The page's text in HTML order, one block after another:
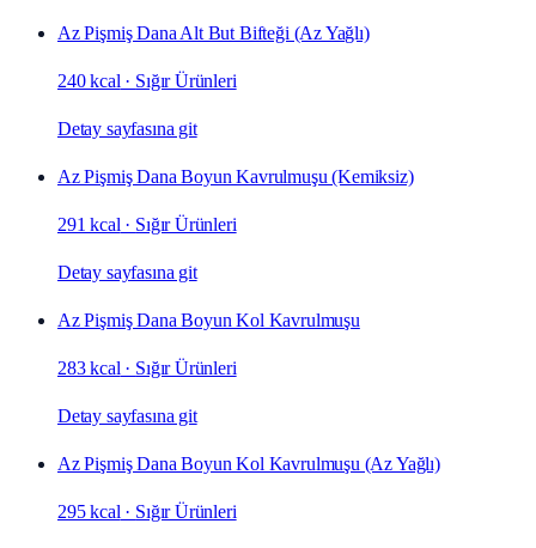
Az Pişmiş Dana Alt But Bifteği (Az Yağlı)
240 kcal · Sığır Ürünleri
Detay sayfasına git
Az Pişmiş Dana Boyun Kavrulmuşu (Kemiksiz)
291 kcal · Sığır Ürünleri
Detay sayfasına git
Az Pişmiş Dana Boyun Kol Kavrulmuşu
283 kcal · Sığır Ürünleri
Detay sayfasına git
Az Pişmiş Dana Boyun Kol Kavrulmuşu (Az Yağlı)
295 kcal · Sığır Ürünleri